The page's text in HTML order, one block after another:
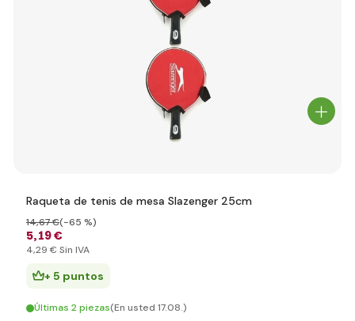
Raqueta de tenis de mesa Slazenger 25cm
5,19 €
14,67 €(-65 %)
4,29 € Sin IVA
+ 5 puntos
Últimas 2 piezas(En usted 17.08.)